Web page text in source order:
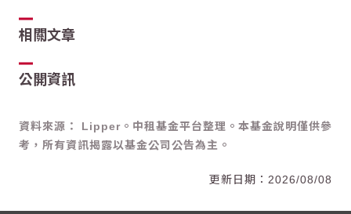
相關文章
公開資訊
資料來源： Lipper。中租基金平台整理。本基金說明僅供參
考，所有資訊揭露以基金公司公告為主。
2026/08/08